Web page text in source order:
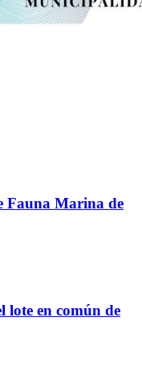
Fauna Marina de
en común de